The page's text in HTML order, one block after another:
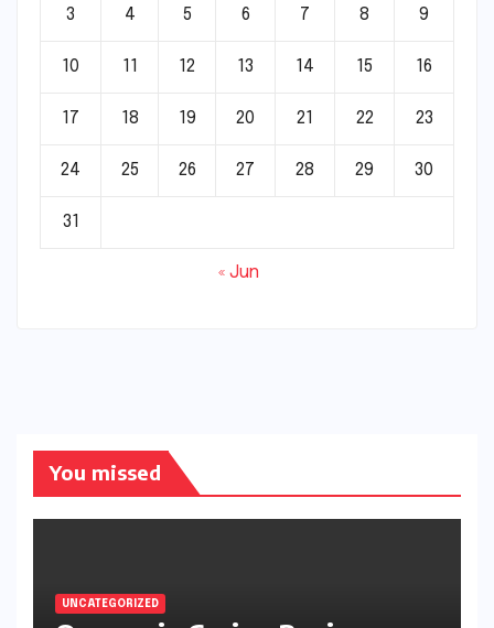
3 4 5 6 7 8 9
10 11 12 13 14 15 16
17 18 19 20 21 22 23
24 25 26 27 28 29 30
31
« Jun
You missed
UNCATEGORIZED